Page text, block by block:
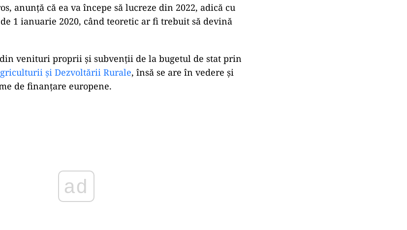
anunță că ea va începe să lucreze din 2022, adică cu
1 ianuarie 2020, când teoretic ar fi trebuit să devină
venituri proprii și subvenții de la bugetul de stat prin
și Dezvoltării Rurale, însă se are în vedere și
de finanțare europene.